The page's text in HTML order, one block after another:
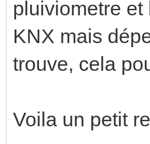
pluiviometre
KNX mais
trouve, cela
Voila un petit